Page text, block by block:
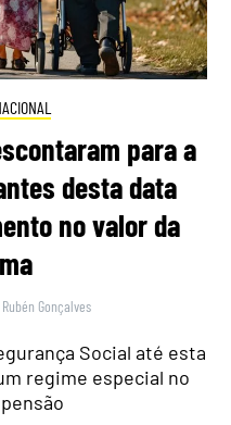
para a
desta data
no valor da
Rubén Gonçalves
Social até esta
regime especial no